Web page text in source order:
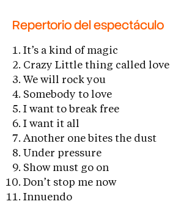
Repertorio del espectáculo
It’s a kind of magic
Crazy Little thing called love
We will rock you
Somebody to love
I want to break free
I want it all
Another one bites the dust
Under pressure
Show must go on
Don’t stop me now
Innuendo